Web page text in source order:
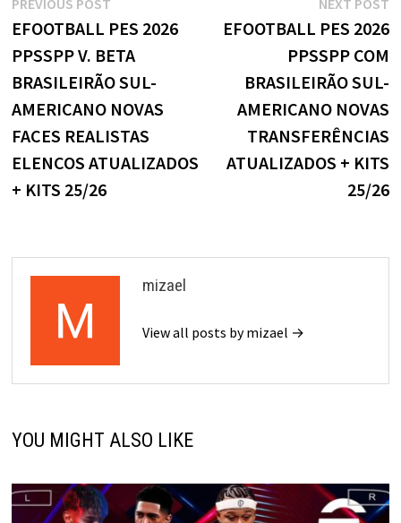
Navegação
de
Post
post:
EFOOTBALL PES 2026
PPSSPP V. BETA
BRASILEIRÃO SUL-
AMERICANO NOVAS
FACES REALISTAS
ELENCOS ATUALIZADOS
+ KITS 25/26
EFOOTBALL PES 2026
PPSSPP COM
BRASILEIRÃO SUL-
AMERICANO NOVAS
TRANSFERÊNCIAS
ATUALIZADOS + KITS
25/26
mizael
View all posts by mizael →
YOU MIGHT ALSO LIKE